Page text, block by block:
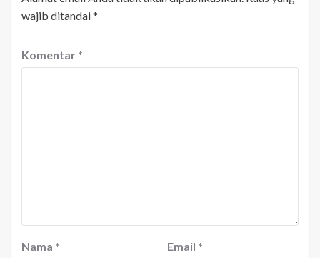
wajib ditandai*
Komentar *
Nama * Email *